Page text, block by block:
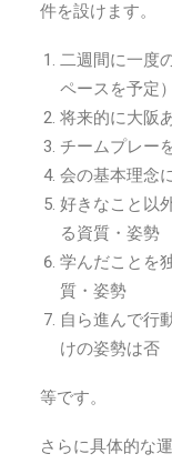
件を設けます。
二週間に一度
ペースを予定）
将来的に大阪
チームプレー
会の基本理念
好きなこと以
る資質・姿勢
学んだことを
質・姿勢
自ら進んで行
けの姿勢は否
等です。
さらに具体的な